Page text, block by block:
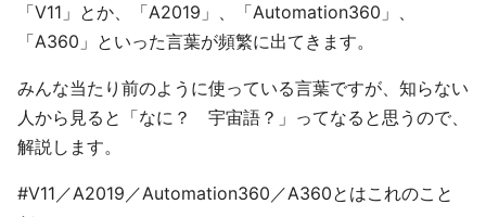
「V11」とか、「A2019」、「Automation360」、
「A360」といった言葉が頻繁に出てきます。
みんな当たり前のように使っている言葉ですが、知らない
人から見ると「なに？ 宇宙語？」ってなると思うので、
解説します。
#V11／A2019／Automation360／A360とはこれのこと